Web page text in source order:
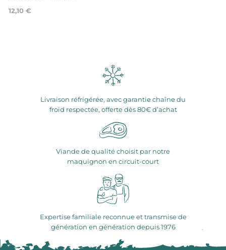
12,10 €
Livraison réfrigérée, avec garantie chaîne du
froid respectée, offerte dès 80€ d’achat
Viande de qualité choisit par notre
maquignon en circuit-court
Expertise familiale reconnue et transmise de
génération en génération depuis 1976